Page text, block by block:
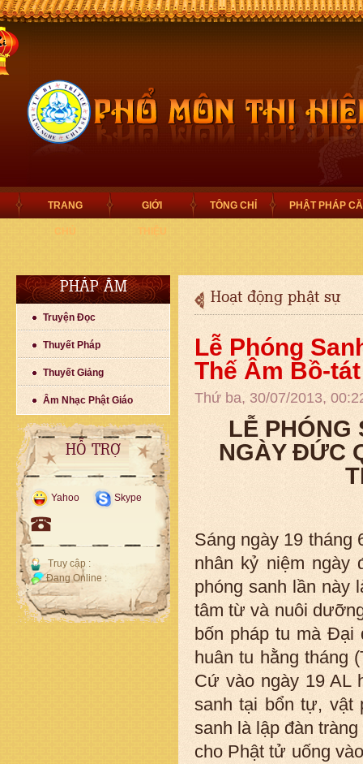
TRANG GIỚI
THIỆU
TÔNG CHỈ PHẬT PHÁP
PHÁP ÂM
Truyện Đọc
Thuyết Pháp
Thuyết Giảng
Âm Nhạc Phật Giáo
HỖ TRỢ
Yahoo Skype
Truy cập :
Đang Online :
Hoạt động phật sự
Lễ Phóng
Thế Âm Bồ-
Thứ ba, 30/07/2013,
LỄ PHÓNG
NGÀY ĐỨC
Sáng ngày 19 tháng
nhân kỷ niệm ngày
phóng sanh lần này
tâm từ và nuôi
bốn pháp tu mà Đại
huân tu hằng tháng
Cứ vào ngày 19 AL
sanh tại bổn tự, vật
sanh là lập đàn
cho Phật tử uống